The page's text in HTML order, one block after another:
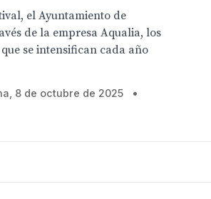
el Ayuntamiento de
de la empresa Aqualia, los
se intensifican cada año
8 de octubre de 2025
•